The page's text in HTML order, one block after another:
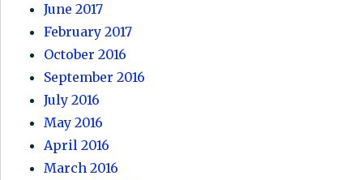
June 2017
February 2017
October 2016
September 2016
July 2016
May 2016
April 2016
March 2016